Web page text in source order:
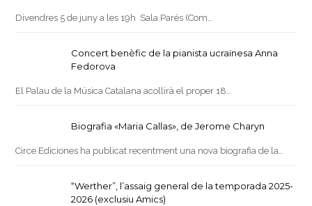
Divendres 5 de juny a les 19h Sala Parés (Com…
Concert benèfic de la pianista ucraïnesa Anna
Fedorova
El Palau de la Música Catalana acollirà el proper 18…
Biografia «Maria Callas», de Jerome Charyn
Circe Ediciones ha publicat recentment una nova biografia de la…
“Werther”, l’assaig general de la temporada 2025-
2026 (exclusiu Amics)